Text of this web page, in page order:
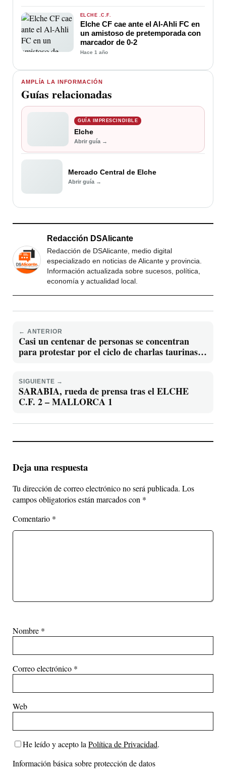
AMPLÍA LA INFORMACIÓN
Guías relacionadas
GUÍA IMPRESCINDIBLE
Elche
Abrir guía →
Mercado Central de Elche
Abrir guía →
ELCHE .C.F.
Elche CF cae ante el Al-Ahli FC en
un amistoso de pretemporada con
marcador de 0-2
Hace 1 año
Redacción DSAlicante
Redacción de DSAlicante, medio digital
especializado en noticias de Alicante y provincia.
Información actualizada sobre sucesos, política,
economía y actualidad local.
← ANTERIOR
Casi un centenar de personas se concentran
para protestar por el ciclo de charlas taurinas
SIGUIENTE →
SARABIA, rueda de prensa tras el ELCHE
C.F. 2 – MALLORCA 1
Deja una respuesta
Tu dirección de correo electrónico no será publicada. Los
campos obligatorios están marcados con *
Comentario *
Nombre *
Correo electrónico *
Web
He leído y acepto laPolítica de Privacidad.
Información básica sobre protección de datos